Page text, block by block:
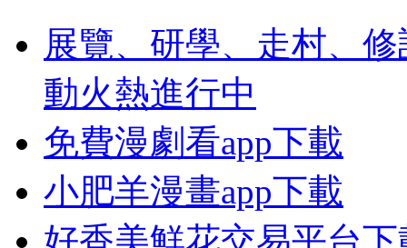
展覽、研學、走村、
動火熱進行中
免費漫劇看app下載
小肥羊漫畫app下載
好香美鮮花交易平台下